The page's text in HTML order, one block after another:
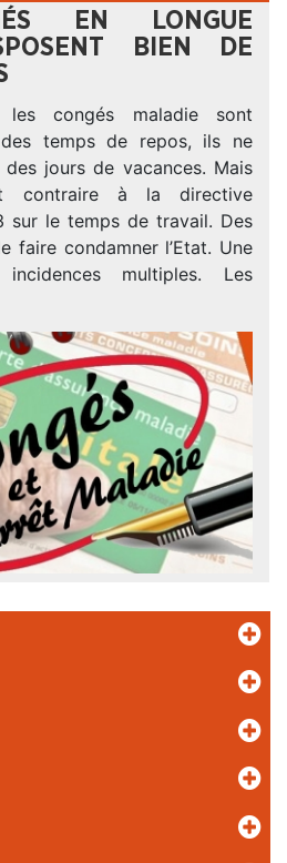
EN LONGUE
BIEN DE
congés maladie sont
temps de repos, ils ne
jours de vacances. Mais
contraire à la directive
sur le temps de travail. Des
faire condamner l’Etat. Une
multiples. Les